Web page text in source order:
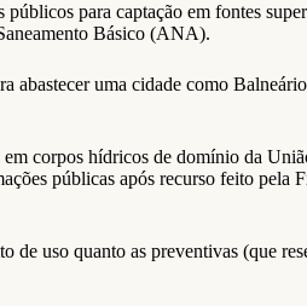
para captação em fontes
Básico (ANA).
abastecer uma cidade como
corpos hídricos de domínio da
públicas após recurso feito pela
uso quanto as preventivas (que